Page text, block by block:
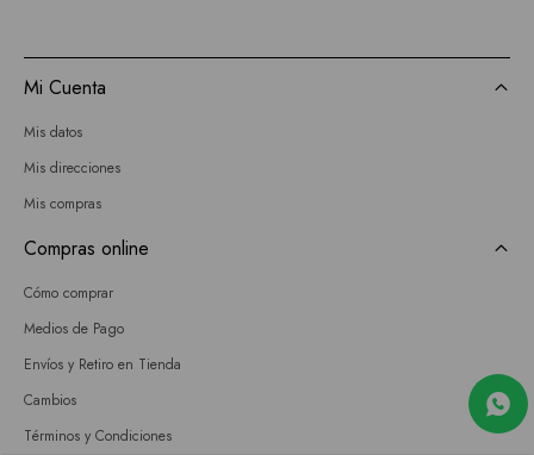
Mi Cuenta
Mis datos
Mis direcciones
Mis compras
Compras online
Cómo comprar
Medios de Pago
Envíos y Retiro en Tienda
Cambios
Términos y Condiciones